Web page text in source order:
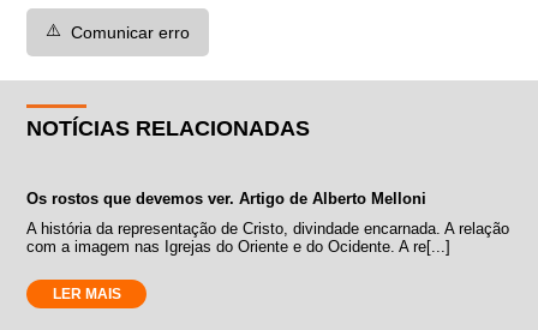
⚠️ Comunicar erro
NOTÍCIAS RELACIONADAS
Os rostos que devemos ver. Artigo de Alberto Melloni
A história da representação de Cristo, divindade encarnada. A relação
com a imagem nas Igrejas do Oriente e do Ocidente. A re[...]
LER MAIS